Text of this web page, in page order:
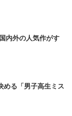
内外の人気作がす
める「男子高生ミス